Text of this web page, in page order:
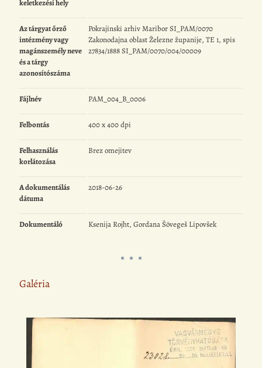
keletkezési hely
Az tárgyat őrző
intézmény vagy
magánszemély neve
és a tárgy
azonosítószáma
Pokrajinski arhiv Maribor SI_PAM/0070
Zakonodajna oblast Železne županije, TE 1, spis
27834/1888 SI_PAM/0070/004/00009
Fájlnév PAM_004_B_0006
Felbontás 400 x 400 dpi
Felhasználás
korlátozása
Brez omejitev
A dokumentálás
dátuma
2018-06-26
Dokumentáló Ksenija Rojht, Gordana Šövegeš Lipovšek
Galéria